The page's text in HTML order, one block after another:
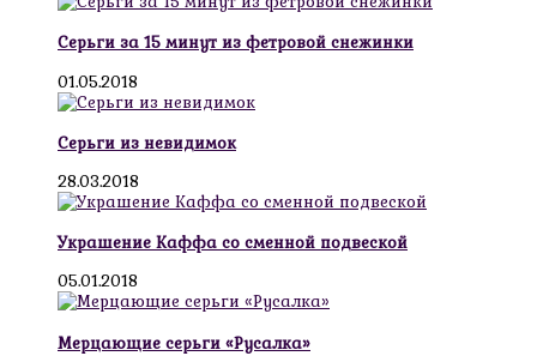
Серьги за 15 минут из фетровой снежинки
01.05.2018
Серьги из невидимок
28.03.2018
Украшение Каффа со сменной подвеской
05.01.2018
Мерцающие серьги «Русалка»